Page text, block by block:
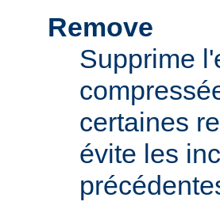
Remove
Supprime
certaines
évite les